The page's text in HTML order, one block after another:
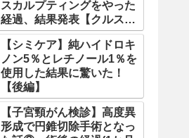
スカルプティングをやった
経過、結果発表【クルス
カ】
【シミケア】純ハイドロキ
ノン5％とレチノール1％を
使用した結果に驚いた！
【後編】
【子宮頸がん検診】高度異
形成で円錐切除手術となっ